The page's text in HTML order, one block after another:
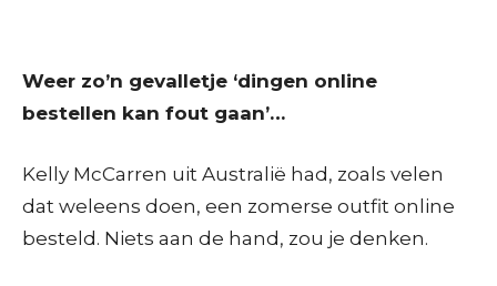
Weer zo’n gevalletje ‘dingen online
bestellen kan fout gaan’…
Kelly McCarren uit Australië had, zoals velen
dat weleens doen, een zomerse outfit online
besteld. Niets aan de hand, zou je denken.